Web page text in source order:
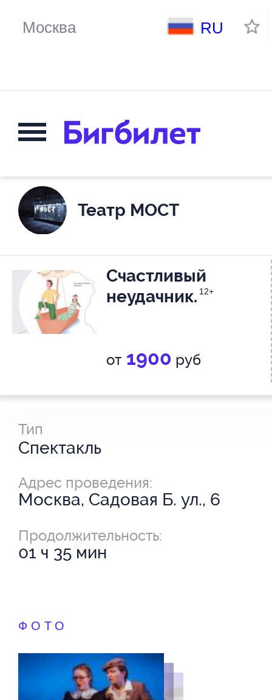
RU
Театр МОСТ
Счастливый
неудачник. 12+
от 1900 руб
Тип
Спектакль
Адрес проведения:
Москва, Садовая Б. ул., 6
Продолжительность:
01 ч 35 мин
ФОТО